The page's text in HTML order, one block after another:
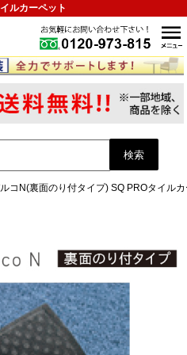
ルカーペット
コN(裏面のり付タイプ) SQ PROタイル